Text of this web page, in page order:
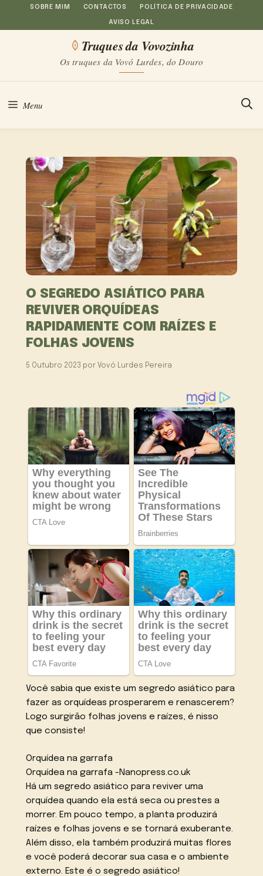
Saltar
para
conteúdo
SOBRE MIM CONTACTOS POLÍTICA DE PRIVACIDADE
AVISO LEGAL
Truques da Vovozinha
Os truques da Vovó Lurdes, do Douro
Menu
O SEGREDO ASIÁTICO PARA
REVIVER ORQUÍDEAS
RAPIDAMENTE COM RAÍZES E
FOLHAS JOVENS
5 Outubro 2023 por Vovó Lurdes Pereira
Você sabia que existe um segredo asiático para
fazer as orquídeas prosperarem e renascerem?
Logo surgirão folhas jovens e raízes, é nisso
que consiste!
Orquídea na garrafa
Orquídea na garrafa -Nanopress.co.uk
Há um segredo asiático para reviver uma
orquídea quando ela está seca ou prestes a
morrer. Em pouco tempo, a planta produzirá
raízes e folhas jovens e se tornará exuberante.
Além disso, ela também produzirá muitas flores
e você poderá decorar sua casa e o ambiente
externo. Este é o segredo asiático!